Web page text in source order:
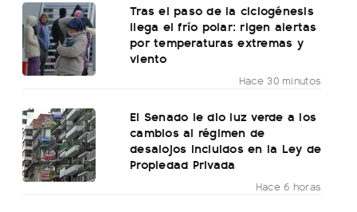
Tras el paso de la ciclogénesis
llega el frío polar: rigen alertas
por temperaturas extremas y
viento
Hace 30 minutos
El Senado le dio luz verde a los
cambios al régimen de
desalojos incluidos en la Ley de
Propiedad Privada
Hace 6 horas